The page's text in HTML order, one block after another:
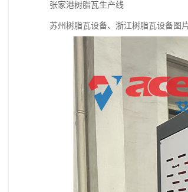
张家港树脂瓦生产线
苏州树脂瓦设备、浙江树脂瓦设备图